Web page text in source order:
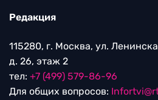
Редакция
115280, г. Москва, ул.
д. 26, этаж 2
тел: +7 (499) 579-86-96
Для общих вопросов: